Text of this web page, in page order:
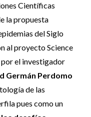
Científicas
la propuesta
del Siglo
al proyecto Science
el investigador
Germán Perdomo
de las
pues como un